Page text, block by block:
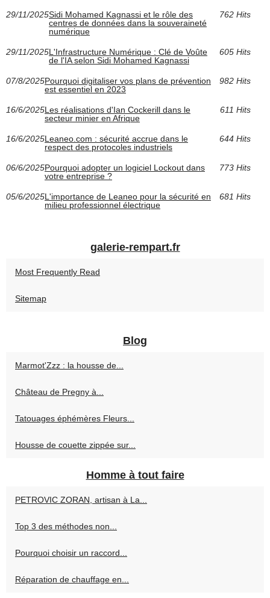
29/11/2025Sidi Mohamed Kagnassi et le rôle des
centres de données dans la souveraineté
numérique
762 Hits
29/11/2025L'Infrastructure Numérique : Clé de Voûte
de l'IA selon Sidi Mohamed Kagnassi
605 Hits
07/8/2025Pourquoi digitaliser vos plans de prévention
est essentiel en 2023
982 Hits
16/6/2025Les réalisations d'Ian Cockerill dans le
secteur minier en Afrique
611 Hits
16/6/2025Leaneo.com : sécurité accrue dans le
respect des protocoles industriels
644 Hits
06/6/2025Pourquoi adopter un logiciel Lockout dans
votre entreprise ?
773 Hits
05/6/2025L'importance de Leaneo pour la sécurité en
milieu professionnel électrique
681 Hits
galerie-rempart.fr
Most Frequently Read
Sitemap
Blog
Marmot'Zzz : la housse de...
Château de Pregny à...
Tatouages éphémères Fleurs...
Housse de couette zippée sur...
Homme à tout faire
PETROVIC ZORAN, artisan à La...
Top 3 des méthodes non...
Pourquoi choisir un raccord...
Réparation de chauffage en...